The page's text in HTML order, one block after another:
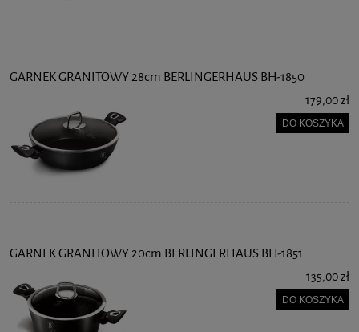
GARNEK GRANITOWY 28cm BERLINGERHAUS BH-1850
179,00 zł
DO KOSZYKA
GARNEK GRANITOWY 20cm BERLINGERHAUS BH-1851
135,00 zł
DO KOSZYKA